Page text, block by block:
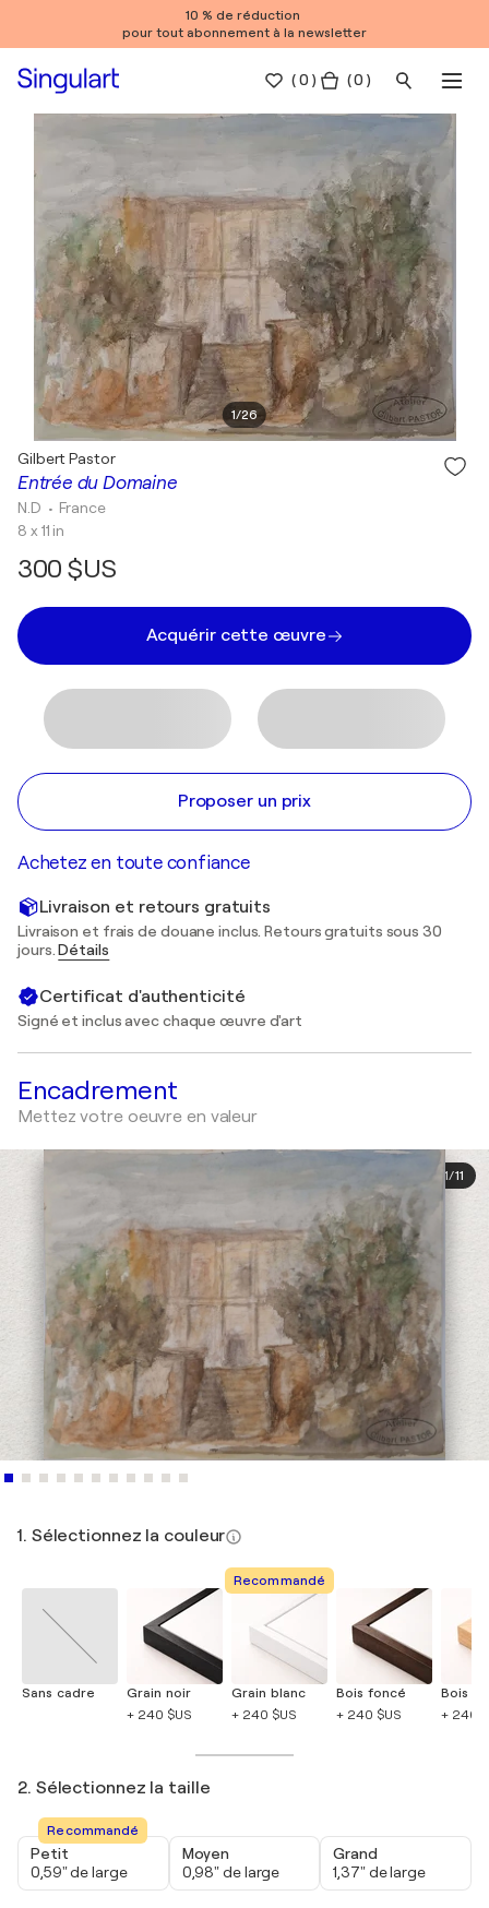
10 % de réduction
pour tout abonnement à la newsletter
(0 ) ( 0 )
1/26
Entrée du Domaine
Gilbert Pastor
N.D • France
8 x 11 in
300 $US
Acquérir cette œuvre
Proposer un prix
Achetez en toute confiance
Livraison et retours gratuits
Livraison et frais de douane inclus. Retours gratuits sous 30
jours.Détails
Certificat d'authenticité
Signé et inclus avec chaque œuvre d'art
Encadrement
Mettez votre oeuvre en valeur
1/11
1. Sélectionnez la couleur
Sans cadre
Grain noir
+ 240 $US
Recommandé
Grain blanc
+ 240 $US
Bois foncé
+ 240 $US
Bois
+ 240
2. Sélectionnez la taille
Recommandé
Petit
0,59" de large
Moyen
0,98" de large
Grand
1,37" de large